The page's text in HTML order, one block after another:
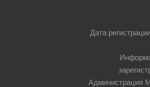
Дата
Администрация